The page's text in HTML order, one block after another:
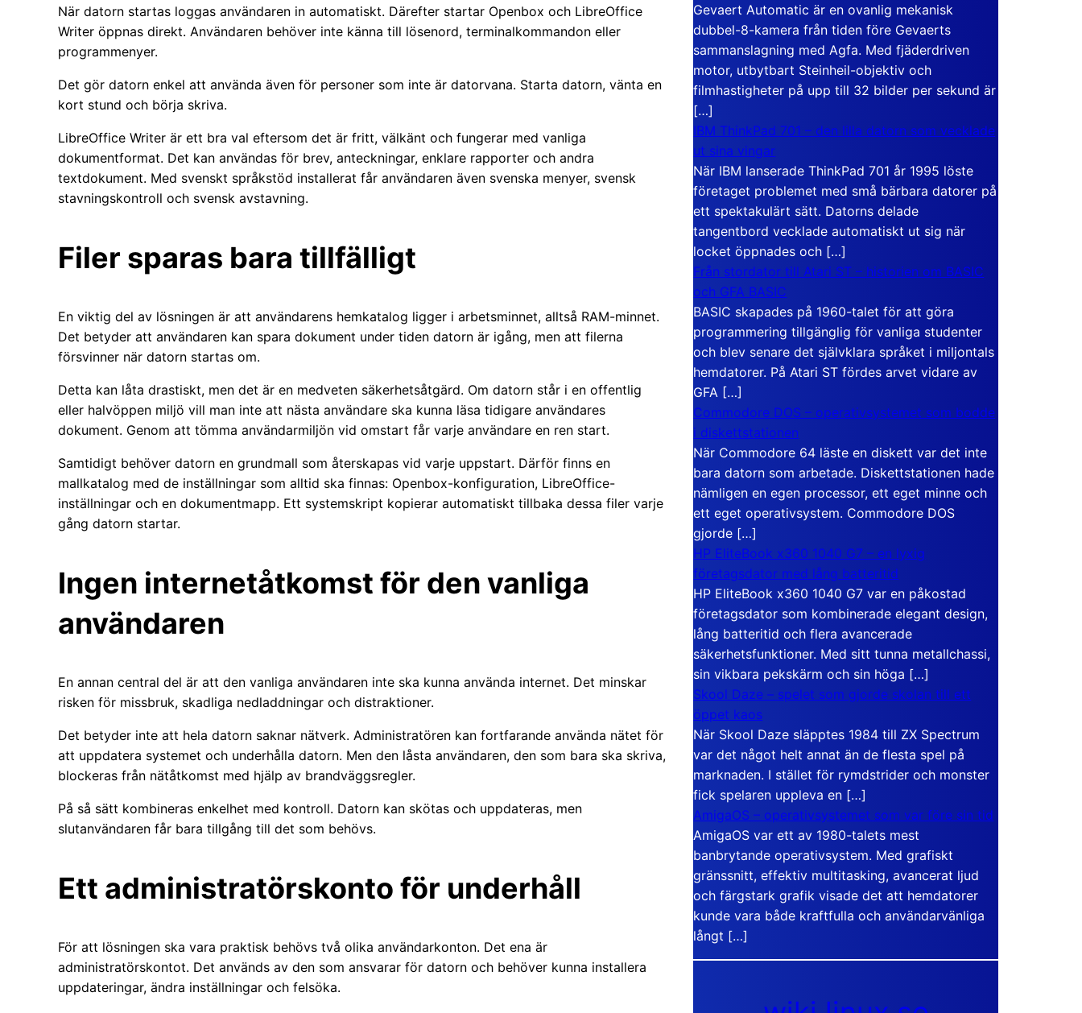
När datorn startas loggas användaren in automatiskt. Därefter startar Openbox och LibreOffice
Writer öppnas direkt. Användaren behöver inte känna till lösenord, terminalkommandon eller
programmenyer.
Det gör datorn enkel att använda även för personer som inte är datorvana. Starta datorn, vänta en
kort stund och börja skriva.
LibreOffice Writer är ett bra val eftersom det är fritt, välkänt och fungerar med vanliga
dokumentformat. Det kan användas för brev, anteckningar, enklare rapporter och andra
textdokument. Med svenskt språkstöd installerat får användaren även svenska menyer, svensk
stavningskontroll och svensk avstavning.
Filer sparas bara tillfälligt
En viktig del av lösningen är att användarens hemkatalog ligger i arbetsminnet, alltså RAM-minnet.
Det betyder att användaren kan spara dokument under tiden datorn är igång, men att filerna
försvinner när datorn startas om.
Detta kan låta drastiskt, men det är en medveten säkerhetsåtgärd. Om datorn står i en offentlig
eller halvöppen miljö vill man inte att nästa användare ska kunna läsa tidigare användares
dokument. Genom att tömma användarmiljön vid omstart får varje användare en ren start.
Samtidigt behöver datorn en grundmall som återskapas vid varje uppstart. Därför finns en
mallkatalog med de inställningar som alltid ska finnas: Openbox-konfiguration, LibreOffice-
inställningar och en dokumentmapp. Ett systemskript kopierar automatiskt tillbaka dessa filer varje
gång datorn startar.
Ingen internetåtkomst för den vanliga
användaren
En annan central del är att den vanliga användaren inte ska kunna använda internet. Det minskar
risken för missbruk, skadliga nedladdningar och distraktioner.
Det betyder inte att hela datorn saknar nätverk. Administratören kan fortfarande använda nätet för
att uppdatera systemet och underhålla datorn. Men den låsta användaren, den som bara ska skriva,
blockeras från nätåtkomst med hjälp av brandväggsregler.
På så sätt kombineras enkelhet med kontroll. Datorn kan skötas och uppdateras, men
slutanvändaren får bara tillgång till det som behövs.
Ett administratörskonto för underhåll
För att lösningen ska vara praktisk behövs två olika användarkonton. Det ena är
administratörskontot. Det används av den som ansvarar för datorn och behöver kunna installera
uppdateringar, ändra inställningar och felsöka.
Gevaert Automatic är en ovanlig mekanisk
dubbel-8-kamera från tiden före Gevaerts
sammanslagning med Agfa. Med fjäderdriven
motor, utbytbart Steinheil-objektiv och
filmhastigheter på upp till 32 bilder per sekund är
[…]
IBM ThinkPad 701 – den lilla datorn som vecklade
ut sina vingar
När IBM lanserade ThinkPad 701 år 1995 löste
företaget problemet med små bärbara datorer på
ett spektakulärt sätt. Datorns delade
tangentbord vecklade automatiskt ut sig när
locket öppnades och […]
Från stordator till Atari ST – historien om BASIC
och GFA BASIC
BASIC skapades på 1960-talet för att göra
programmering tillgänglig för vanliga studenter
och blev senare det självklara språket i miljontals
hemdatorer. På Atari ST fördes arvet vidare av
GFA […]
Commodore DOS – operativsystemet som bodde
i diskettstationen
När Commodore 64 läste en diskett var det inte
bara datorn som arbetade. Diskettstationen hade
nämligen en egen processor, ett eget minne och
ett eget operativsystem. Commodore DOS
gjorde […]
HP EliteBook x360 1040 G7 – en lyxig
företagsdator med lång batteritid
HP EliteBook x360 1040 G7 var en påkostad
företagsdator som kombinerade elegant design,
lång batteritid och flera avancerade
säkerhetsfunktioner. Med sitt tunna metallchassi,
sin vikbara pekskärm och sin höga […]
Skool Daze – spelet som gjorde skolan till ett
öppet kaos
När Skool Daze släpptes 1984 till ZX Spectrum
var det något helt annat än de flesta spel på
marknaden. I stället för rymdstrider och monster
fick spelaren uppleva en […]
AmigaOS – operativsystemet som var före sin tid
AmigaOS var ett av 1980-talets mest
banbrytande operativsystem. Med grafiskt
gränssnitt, effektiv multitasking, avancerat ljud
och färgstark grafik visade det att hemdatorer
kunde vara både kraftfulla och användarvänliga
långt […]